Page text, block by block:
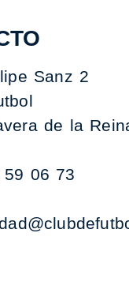
Sanz 2
de la
59 06 73